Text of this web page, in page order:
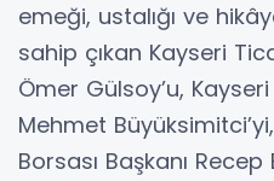
emeği, ustalığı ve
sahip çıkan Kayseri
Ömer Gülsoy’u,
Mehmet
Borsası Başkanı Recep